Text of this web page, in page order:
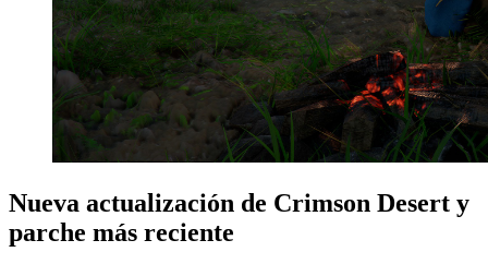
Nueva actualización de Crimson Desert y
parche más reciente